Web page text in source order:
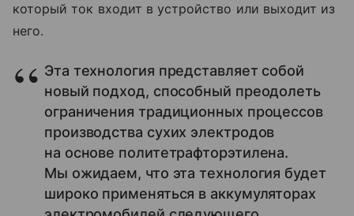
который ток входит в устройство или выходит из
него.
Эта технология представляет собой
новый подход, способный преодолеть
ограничения традиционных процессов
производства сухих электродов
на основе политетрафторэтилена.
Мы ожидаем, что эта технология будет
широко применяться в аккумуляторах